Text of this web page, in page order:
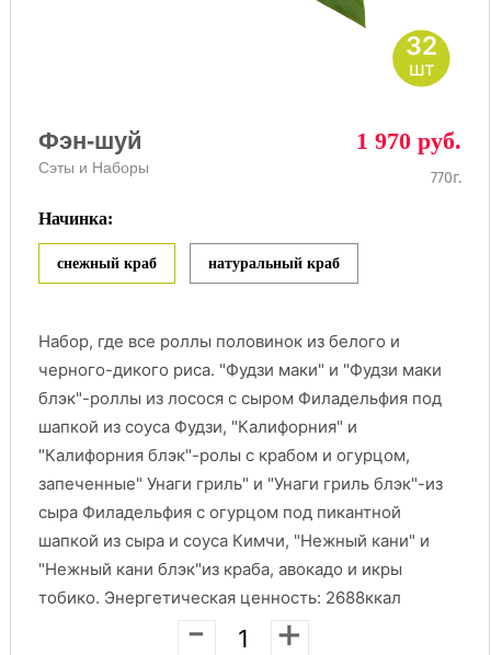
32
шт
Фэн-шуй
Сэты и Наборы
1 970 руб.
770г.
Начинка:
снежный краб натуральный краб
Набор, где все роллы половинок из белого и
черного-дикого риса. "Фудзи маки" и "Фудзи маки
блэк"-роллы из лосося с сыром Филадельфия под
шапкой из соуса Фудзи, "Калифорния" и
"Калифорния блэк"-ролы с крабом и огурцом,
запеченные" Унаги гриль" и "Унаги гриль блэк"-из
сыра Филадельфия с огурцом под пикантной
шапкой из сыра и соуса Кимчи, "Нежный кани" и
"Нежный кани блэк"из краба, авокадо и икры
тобико. Энергетическая ценность: 2688ккал
- +